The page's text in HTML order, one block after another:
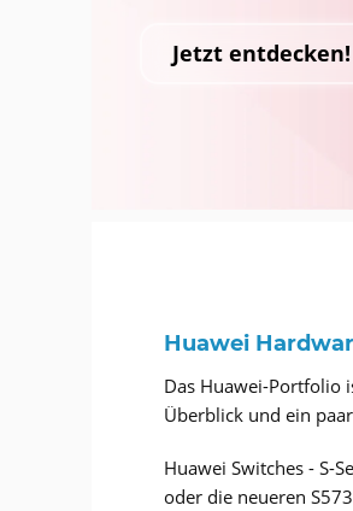
Jetzt entdecken!
Huawei
Das Huawei-Portfolio
Überblick und ein
Huawei Switches - S-
oder die neueren